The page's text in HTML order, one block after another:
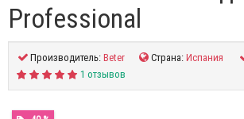
Professional
Производитель:Beter Страна:Испания
1 отзывов